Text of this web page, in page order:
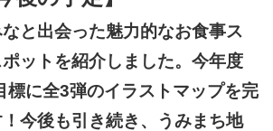
と出会った魅力的なお食事ス
ットを紹介しました。今年度
標に全3弾のイラストマップを完
今後も引き続き、うみまち地